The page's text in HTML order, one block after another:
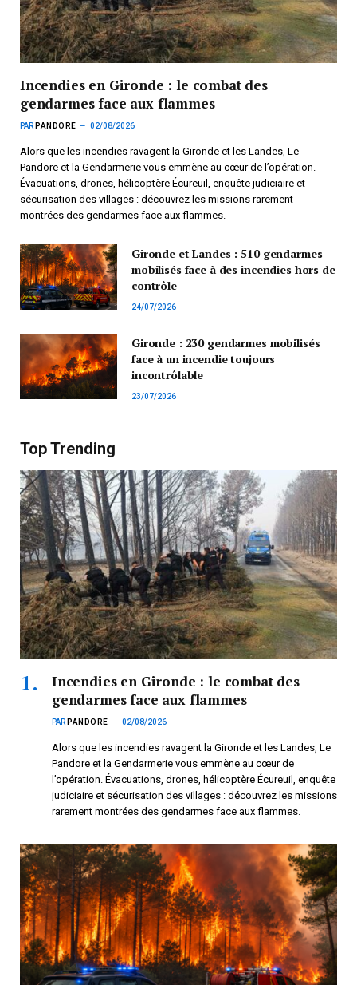
Incendies en Gironde : le combat des
gendarmes face aux flammes
PAR PANDORE 02/08/2026
Alors que les incendies ravagent la Gironde et les Landes, Le
Pandore et la Gendarmerie vous emmène au cœur de l’opération.
Évacuations, drones, hélicoptère Écureuil, enquête judiciaire et
sécurisation des villages : découvrez les missions rarement
montrées des gendarmes face aux flammes.
Gironde et Landes : 510 gendarmes
mobilisés face à des incendies hors de
contrôle
24/07/2026
Gironde : 230 gendarmes mobilisés
face à un incendie toujours
incontrôlable
23/07/2026
Top Trending
Incendies en Gironde : le combat des
gendarmes face aux flammes
PAR PANDORE 02/08/2026
Alors que les incendies ravagent la Gironde et les Landes, Le
Pandore et la Gendarmerie vous emmène au cœur de
l’opération. Évacuations, drones, hélicoptère Écureuil, enquête
judiciaire et sécurisation des villages : découvrez les missions
rarement montrées des gendarmes face aux flammes.